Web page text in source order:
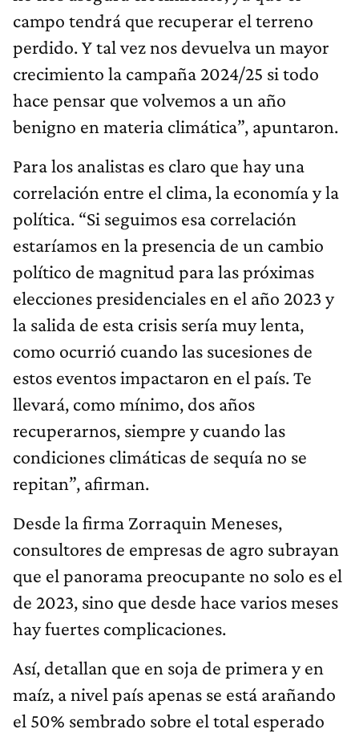
campo tendrá que recuperar el terreno
perdido. Y tal vez nos devuelva un mayor
crecimiento la campaña 2024/25 si todo
hace pensar que volvemos a un año
benigno en materia climática”, apuntaron.
Para los analistas es claro que hay una
correlación entre el clima, la economía y la
política. “Si seguimos esa correlación
estaríamos en la presencia de un cambio
político de magnitud para las próximas
elecciones presidenciales en el año 2023 y
la salida de esta crisis sería muy lenta,
como ocurrió cuando las sucesiones de
estos eventos impactaron en el país. Te
llevará, como mínimo, dos años
recuperarnos, siempre y cuando las
condiciones climáticas de sequía no se
repitan”, afirman.
Desde la firma Zorraquin Meneses,
consultores de empresas de agro subrayan
que el panorama preocupante no solo es el
de 2023, sino que desde hace varios meses
hay fuertes complicaciones.
Así, detallan que en soja de primera y en
maíz, a nivel país apenas se está arañando
el 50% sembrado sobre el total esperado